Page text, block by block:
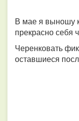
В мае я выношу
прекрасно себя
Черенковать
оставшиеся